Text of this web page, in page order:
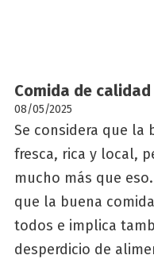
Comi­da de
08/05/2025
Se considera que la
fresca, rica y local,
mucho más que
que la buena
todos e implica
desperdicio de